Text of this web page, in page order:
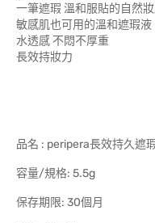
一筆遮瑕 溫和服貼的自然
敏感肌也可用的溫和遮瑕液
水透感 不悶不厚重
長效持妝力
品名 : peripera長效持久遮
容量/規格: 5.5g
保存期限: 30個月